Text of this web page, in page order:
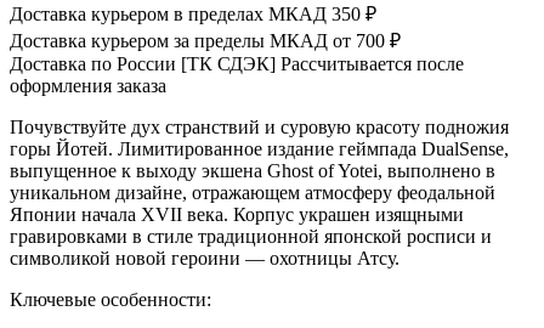
Доставка курьером в пределах МКАД 350 ₽
Доставка курьером за пределы МКАД от 700 ₽
Доставка по России [ТК СДЭК] Рассчитывается после
оформления заказа
Почувствуйте дух странствий и суровую красоту подножия
горы Йотей. Лимитированное издание геймпада DualSense,
выпущенное к выходу экшена Ghost of Yotei, выполнено в
уникальном дизайне, отражающем атмосферу феодальной
Японии начала XVII века. Корпус украшен изящными
гравировками в стиле традиционной японской росписи и
символикой новой героини — охотницы Атсу.
Ключевые особенности: